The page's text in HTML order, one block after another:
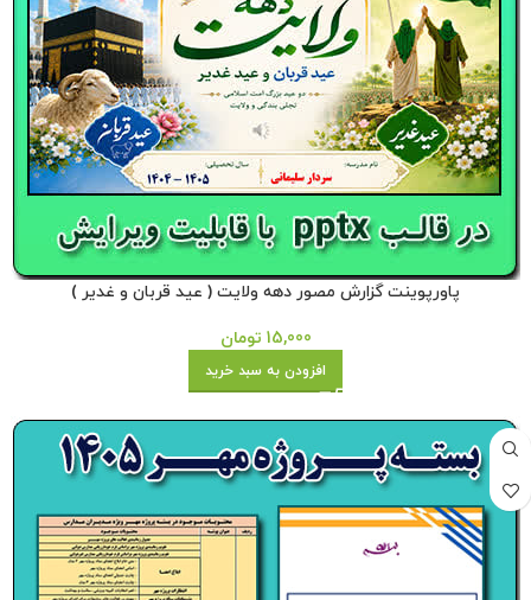
پاورپوینت گزارش مصور دهه ولایت ( عید قربان و غدیر )
15,000 تومان
افزودن به سبد خرید